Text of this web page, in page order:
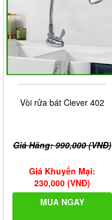
Vòi rửa bát Clever 402
Giá Hãng: 990,000 (VNĐ)
Giá Khuyến Mại:
230,000 (VNĐ)
MUA NGAY